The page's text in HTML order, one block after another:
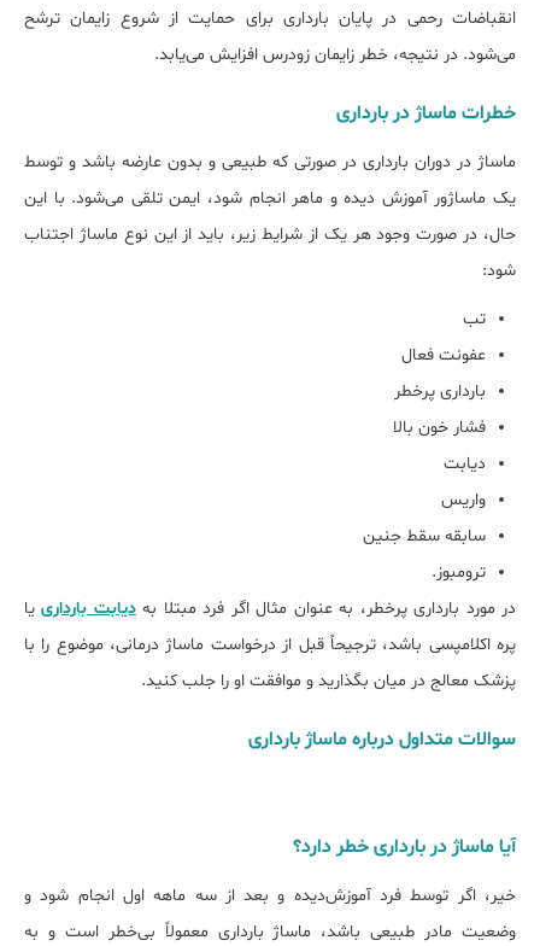
انقباضات رحمی در پایان بارداری برای حمایت از شروع زایمان ترشح
می‌شود. در نتیجه، خطر زایمان زودرس افزایش می‌یابد.
خطرات ماساژ در بارداری
ماساژ در دوران بارداری در صورتی که طبیعی و بدون عارضه باشد و توسط
یک ماساژور آموزش دیده و ماهر انجام شود، ایمن تلقی می‌شود. با این
حال، در صورت وجود هر یک از شرایط زیر، باید از این نوع ماساژ اجتناب
شود:
تب
عفونت فعال
بارداری پرخطر
فشار خون بالا
دیابت
واریس
سابقه سقط جنین
ترومبوز.
در مورد بارداری پرخطر، به عنوان مثال اگر فرد مبتلا بهدیابت باردارییا
پره اکلامپسی باشد، ترجیحاً قبل از درخواست ماساژ درمانی، موضوع را با
پزشک معالج در میان بگذارید و موافقت او را جلب کنید.
سوالات متداول درباره ماساژ بارداری
آیا ماساژ در بارداری ‌خطر دارد؟
خیر، اگر توسط فرد آموزش‌دیده و بعد از سه ماهه اول انجام شود و
وضعیت مادر طبیعی باشد، ماساژ بارداری معمولاً بی‌خطر است و به